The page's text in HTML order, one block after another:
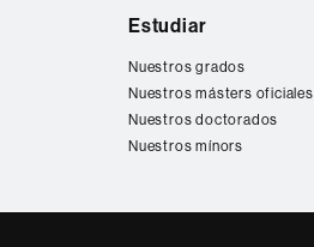
Estudiar
Nuestros grados
Nuestros másters oficiales
Nuestros doctorados
Nuestros mínors